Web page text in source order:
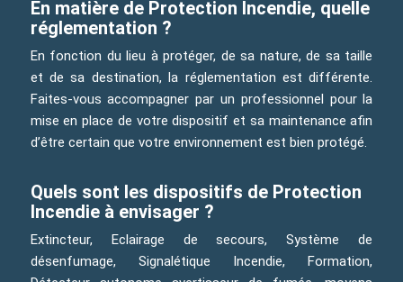
En matière de Protection Incendie, quelle
réglementation ?
En fonction du lieu à protéger, de sa nature, de sa taille
et de sa destination, la réglementation est différente.
Faites-vous accompagner par un professionnel pour la
mise en place de votre dispositif et sa maintenance afin
d’être certain que votre environnement est bien protégé.
Quels sont les dispositifs de Protection
Incendie à envisager ?
Extincteur, Eclairage de secours, Système de
désenfumage, Signalétique Incendie, Formation,